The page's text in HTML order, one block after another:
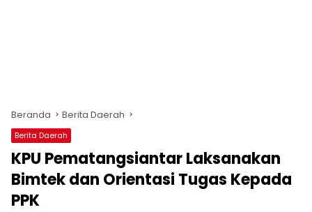
Beranda Berita Daerah
Berita Daerah
KPU Pematangsiantar Laksanakan
Bimtek dan Orientasi Tugas Kepada
PPK